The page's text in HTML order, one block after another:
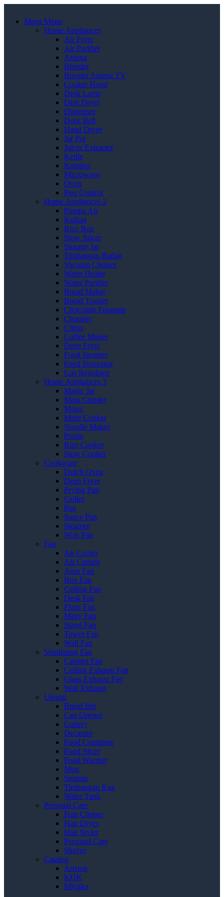
Mega Menu
Home Appliances
Air Fryer
Air Purifier
Antena
Blender
Booster Antena TV
Cooker Hood
Desk Lamp
Dish Dryer
Dispenser
Door Bell
Hand Dryer
Jar Pot
Juicer Extractor
Kettle
Kompor
Microwave
Oven
Pest Control
Home Appliances 2
Pompa Air
Kulkas
Rice Box
Slow Juicer
Storage Jar
Timbangan Badan
Vacuum Cleaner
Water Heater
Water Purifier
Bread Maker
Bread Toaster
Chocolate Fountain
Chopper
Citrus
Coffee Maker
Deep Fryer
Food Steamer
Food Processor
Gas Regulator
Home Appliances 3
Magic Jar
Meat Grinder
Mixer
Multi Cooker
Noodle Maker
Presto
Rice Cooker
Slow Cooker
Cookware
Dutch Oven
Deep Fryer
Frying Pan
Griller
Pan
Sauce Pan
Steamer
Wok Pan
Fan
Air Cooler
Air Curtain
Auto Fan
Box Fan
Ceiling Fan
Desk Fan
Floor Fan
Misty Fan
Stand Fan
Tower Fan
Wall Fan
Ventilating Fan
Cabinet Fan
Ceiling Exhaust Fan
Glass Exhaust Fan
Wall Exhaust
Utensil
Bread Bin
Can Opener
Cutlery
Decanter
Food Container
Food Slicer
Food Warmer
Mug
Spatula
Timbangan Kue
Water Tank
Personal Care
Hair Clipper
Hair Dryer
Hair Styler
Personal Care
Shaver
Catalog
Ariston
KDK
Miyako